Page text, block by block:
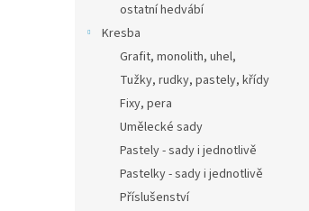
ostatní hedvábí
Kresba
Grafit, monolith, uhel,
Tužky, rudky, pastely, křídy
Fixy, pera
Umělecké sady
Pastely - sady i jednotlivě
Pastelky - sady i jednotlivě
Příslušenství